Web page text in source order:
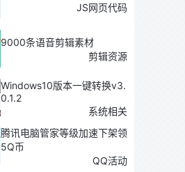
JS网页代码
9000条语音剪辑素材
剪辑资源
Windows10版本一键转换v3.
0.1.2
系统相关
腾讯电脑管家等级加速下架领
5Q币
QQ活动